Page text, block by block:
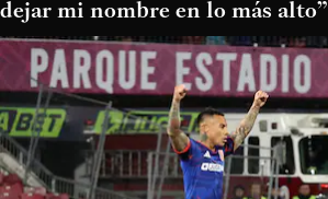
dejar mi nombre en lo más alto”